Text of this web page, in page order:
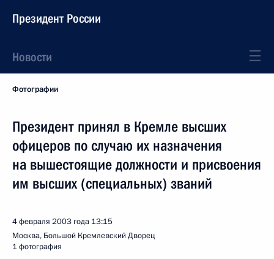
Президент России
Новости
Фотографии
Президент принял в Кремле высших
офицеров по случаю их назначения
на вышестоящие должности и присвоения
им высших (специальных) званий
4 февраля 2003 года 13:15
Москва, Большой Кремлевский Дворец
1 фотография